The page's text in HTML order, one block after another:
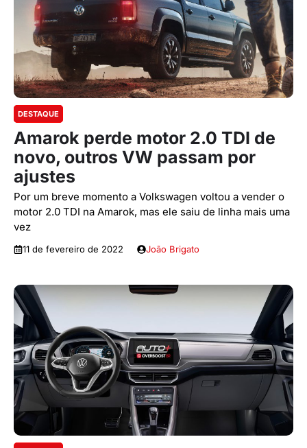
DESTAQUE
Amarok perde motor 2.0 TDI de
novo, outros VW passam por
ajustes
Por um breve momento a Volkswagen voltou a vender o
motor 2.0 TDI na Amarok, mas ele saiu de linha mais uma
vez
11 de fevereiro de 2022 João Brigato